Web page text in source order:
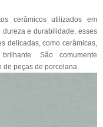
cerâmicos utilizados em
e durabilidade, esses
delicadas, como cerâmicas,
São comumente
de peças de porcelana.